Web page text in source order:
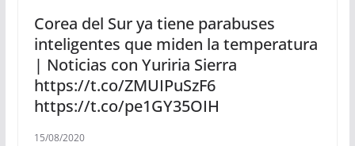
Corea del Sur ya tiene parabuses
inteligentes que miden la temperatura
| Noticias con Yuriria Sierra
https://t.co/ZMUIPuSzF6
https://t.co/pe1GY35OIH
15/08/2020